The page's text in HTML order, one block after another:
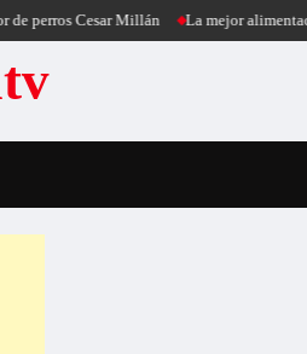
Cesar Millán La mejor alimentación para